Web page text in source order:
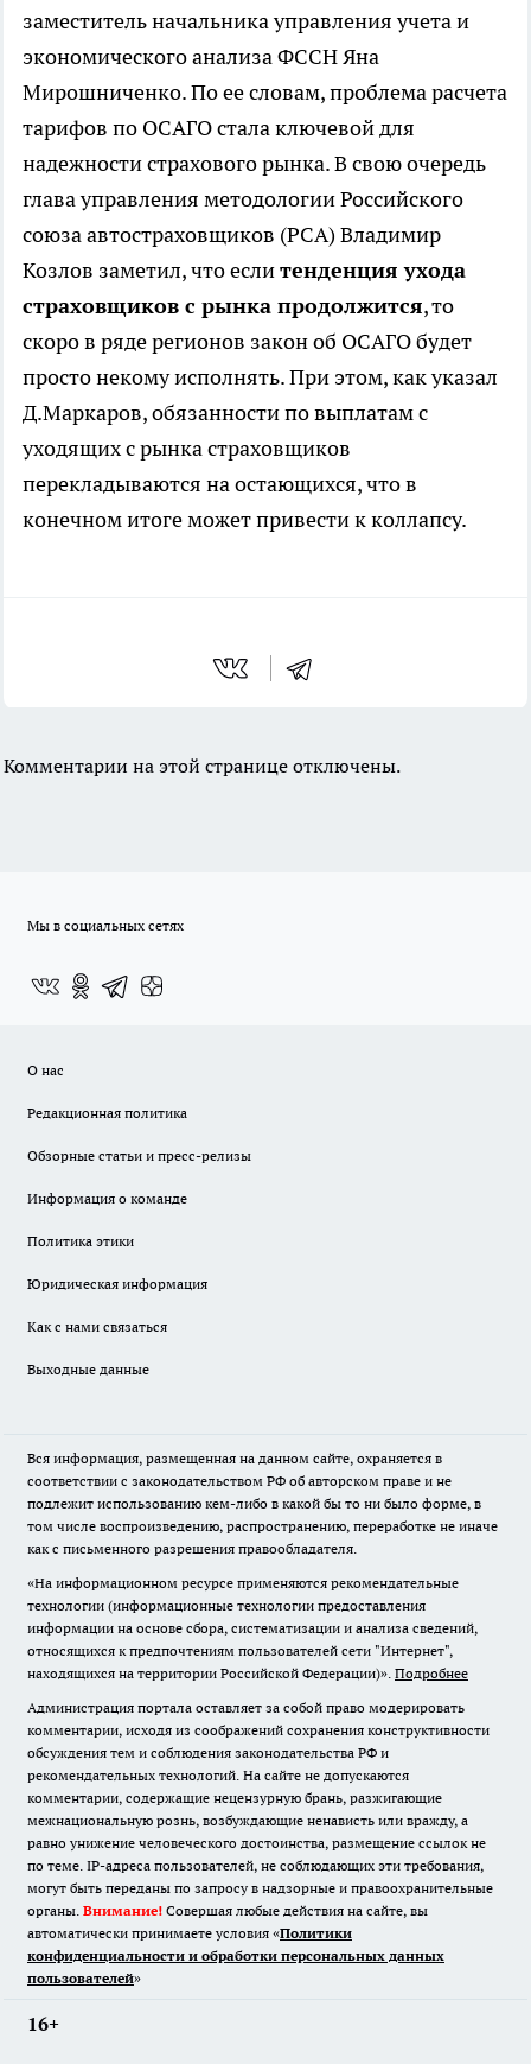
заместитель начальника управления учета и
экономического анализа ФССН Яна
Мирошниченко. По ее словам, проблема расчета
тарифов по ОСАГО стала ключевой для
надежности страхового рынка. В свою очередь
глава управления методологии Российского
союза автостраховщиков (РСА) Владимир
Козлов заметил, что еслитенденция ухода
страховщиков с рынка продолжится, то
скоро в ряде регионов закон об ОСАГО будет
просто некому исполнять. При этом, как указал
Д.Маркаров, обязанности по выплатам с
уходящих с рынка страховщиков
перекладываются на остающихся, что в
конечном итоге может привести к коллапсу.
Комментарии на этой странице отключены.
Мы в социальных сетях
О нас
Редакционная политика
Обзорные статьи и пресс-релизы
Информация о команде
Политика этики
Юридическая информация
Как с нами связаться
Выходные данные
Вся информация, размещенная на данном сайте, охраняется в
соответствии с законодательством РФ об авторском праве и не
подлежит использованию кем-либо в какой бы то ни было форме, в
том числе воспроизведению, распространению, переработке не иначе
как с письменного разрешения правообладателя.
«На информационном ресурсе применяются рекомендательные
технологии (информационные технологии предоставления
информации на основе сбора, систематизации и анализа сведений,
относящихся к предпочтениям пользователей сети "Интернет",
находящихся на территории Российской Федерации)». Подробнее
Администрация портала оставляет за собой право модерировать
комментарии, исходя из соображений сохранения конструктивности
обсуждения тем и соблюдения законодательства РФ и
рекомендательных технологий. На сайте не допускаются
комментарии, содержащие нецензурную брань, разжигающие
межнациональную рознь, возбуждающие ненависть или вражду, а
равно унижение человеческого достоинства, размещение ссылок не
по теме. IP-адреса пользователей, не соблюдающих эти требования,
могут быть переданы по запросу в надзорные и правоохранительные
органы. Внимание! Совершая любые действия на сайте, вы
автоматически принимаете условия «Политики
конфиденциальности и обработки персональных данных
пользователей»
16+